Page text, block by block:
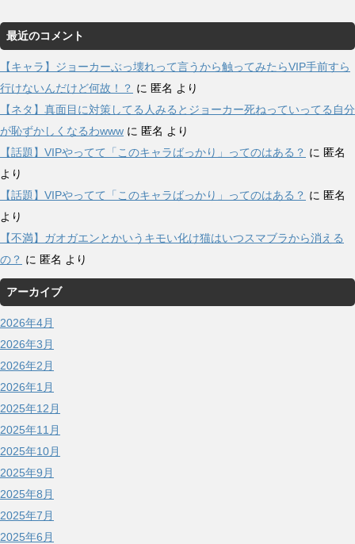
最近のコメント
【キャラ】ジョーカーぶっ壊れって言うから触ってみたらVIP手前すら
行けないんだけど何故！？ に 匿名 より
【ネタ】真面目に対策してる人みるとジョーカー死ねっていってる自分
が恥ずかしくなるわwww に 匿名 より
【話題】VIPやってて「このキャラばっかり」ってのはある？ に 匿名
より
【話題】VIPやってて「このキャラばっかり」ってのはある？ に 匿名
より
【不満】ガオガエンとかいうキモい化け猫はいつスマブラから消える
の？ に 匿名 より
アーカイブ
2026年4月
2026年3月
2026年2月
2026年1月
2025年12月
2025年11月
2025年10月
2025年9月
2025年8月
2025年7月
2025年6月